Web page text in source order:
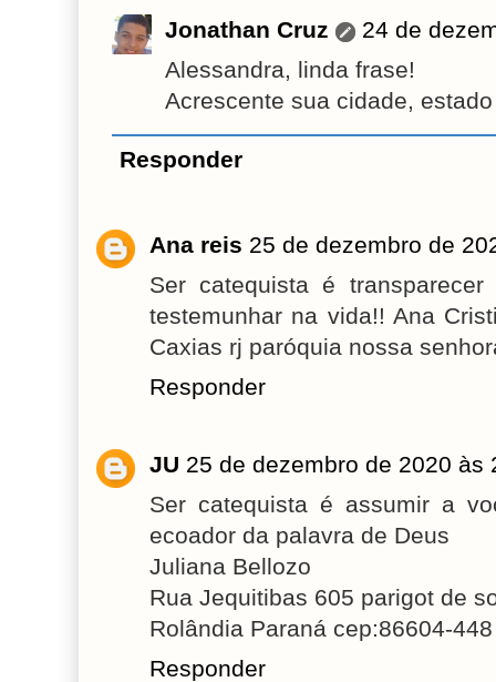
Jonathan Cruz
24 de
Alessandra, linda frase!
Acrescente sua cidade,
Responder
Ana reis 25 de dezembro de
Ser catequista é
testemunhar na vida!! Ana
Caxias rj paróquia nossa
Responder
JU 25 de dezembro de 2020 às
Ser catequista é assumir a
ecoador da palavra de Deus
Juliana Bellozo
Rua Jequitibas 605 parigot de
Rolândia Paraná cep:86604-448
Responder